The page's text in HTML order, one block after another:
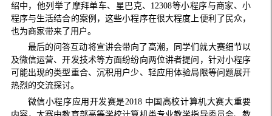
绍中，他列举了摩拜单车、星巴克、 12308等小程序与商家、小
程序与生活结合的案例，这些小程序在很大程度上便利了民众，
也为商家带来了用户。
最后的问答互动将宣讲会带向了高潮，同学们就大赛细节以
及微信运营、开发技术等方面纷纷向两位讲者提问，针对小程序
可能出现的类型重合、沉积用户少、轻应用体验局限等问题展开
热烈的交流探讨。
微信小程序应用开发赛是2018 中国高校计算机大赛大重要